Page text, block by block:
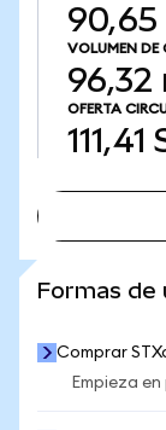
90,65
VOLUMEN DE
96,32
OFERTA
111,41
Formas de
Comprar
Empieza